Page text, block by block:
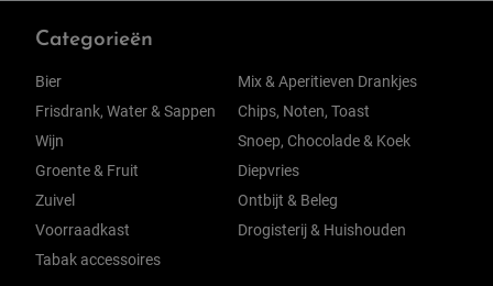
Categorieën
Bier
Frisdrank, Water & Sappen
Wijn
Groente & Fruit
Zuivel
Voorraadkast
Tabak accessoires
Mix & Aperitieven Drankjes
Chips, Noten, Toast
Snoep, Chocolade & Koek
Diepvries
Ontbijt & Beleg
Drogisterij & Huishouden